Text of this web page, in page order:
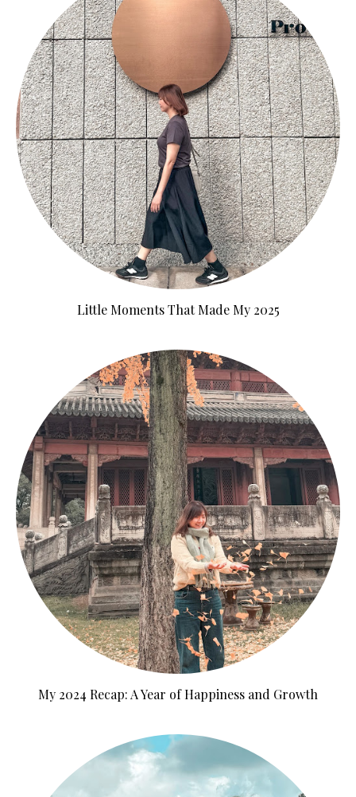
Little Moments That Made My 2025
My 2024 Recap: A Year of Happiness and Growth